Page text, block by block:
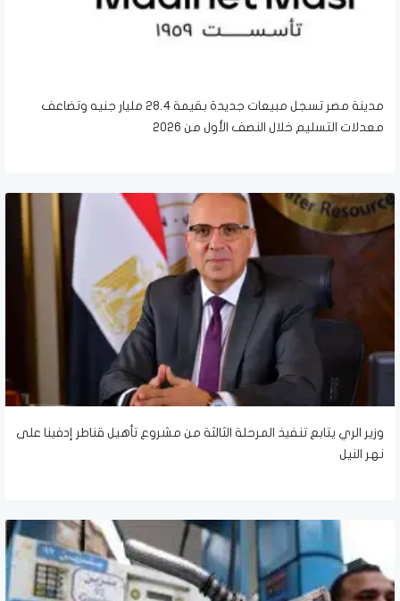
مدينة مصر تسجل مبيعات جديدة بقيمة 28.4 مليار جنيه وتضاعف
معدلات التسليم خلال النصف الأول من 2026
وزير الري يتابع تنفيذ المرحلة الثالثة من مشروع تأهيل قناطر إدفينا على
نهر النيل